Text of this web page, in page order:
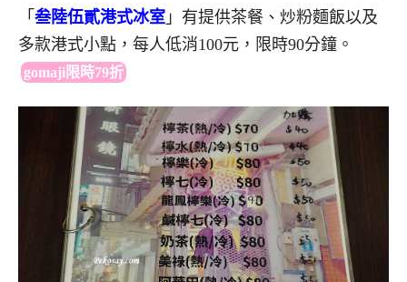
「 叁陸伍貳港式冰室 」有提供茶餐、炒粉麵飯以及
多款港式小點，每人低消100元，限時90分鐘 。
gomaji限時79折